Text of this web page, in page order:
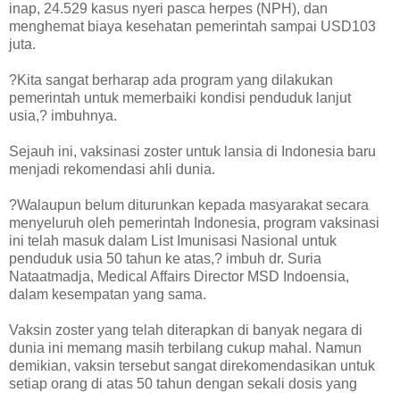
inap, 24.529 kasus nyeri pasca herpes (NPH), dan
menghemat biaya kesehatan pemerintah sampai USD103
juta.
?Kita sangat berharap ada program yang dilakukan
pemerintah untuk memerbaiki kondisi penduduk lanjut
usia,? imbuhnya.
Sejauh ini, vaksinasi zoster untuk lansia di Indonesia baru
menjadi rekomendasi ahli dunia.
?Walaupun belum diturunkan kepada masyarakat secara
menyeluruh oleh pemerintah Indonesia, program vaksinasi
ini telah masuk dalam List Imunisasi Nasional untuk
penduduk usia 50 tahun ke atas,? imbuh dr. Suria
Nataatmadja, Medical Affairs Director MSD Indoensia,
dalam kesempatan yang sama.
Vaksin zoster yang telah diterapkan di banyak negara di
dunia ini memang masih terbilang cukup mahal. Namun
demikian, vaksin tersebut sangat direkomendasikan untuk
setiap orang di atas 50 tahun dengan sekali dosis yang